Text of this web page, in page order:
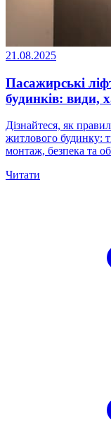
21.08.2025
Пасажирські
будинків: види,
Дізнайтеся, як
житлового будинку:
монтаж, безпека та
Читати